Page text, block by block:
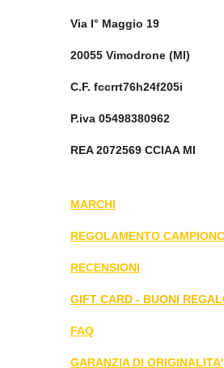
Via I°
20055 Vimodrone (MI)
C.F. fccrrt76h24f205i
P.iva 05498380962
REA 2072569 CCIAA MI
MARCHI
REGOLAMENTO
RECENSIONI
GIFT CARD - BUONI
FAQ
GARANZIA DI ORIGINALITA'